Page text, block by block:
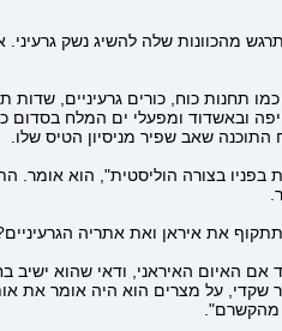
מהכוונות שלה להשיג נשק
תחנות כוח, כורים גרעיניים, שדות
ובאשדוד ומפעלי ים המלח בסדום
בצורה הוליסטית", הוא אומר.
את איראן ואת אתריה
האיום האיראני, ודאי שהוא ישיב
שקדי, על מצרים הוא היה אומר את
מהקשרם".